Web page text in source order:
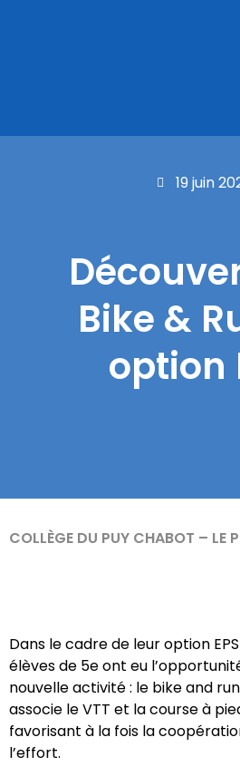
19 juin
Bike &
option
COLLÈGE DU PUY CHABOT – LE
Dans le cadre de leur option
élèves de 5e ont eu
nouvelle activité : le bike and
associe le VTT et la course à
favorisant à la fois la
l’effort.